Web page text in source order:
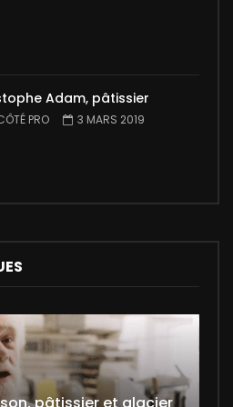
Adam, pâtissier
PRO 3 MARS 2019
pâtissier et glacier